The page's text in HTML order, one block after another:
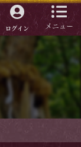
メニュー
ログイン